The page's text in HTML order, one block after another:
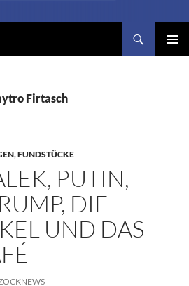
Firtasch
,FUNDSTÜCKE
PUTIN,
DIE
UND DAS